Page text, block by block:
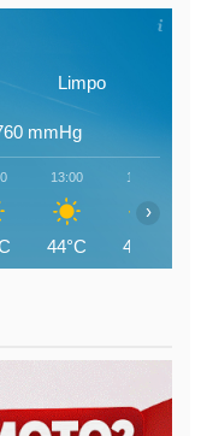
Limpo
mmHg
13:00
44°C
14:00
44°C
›